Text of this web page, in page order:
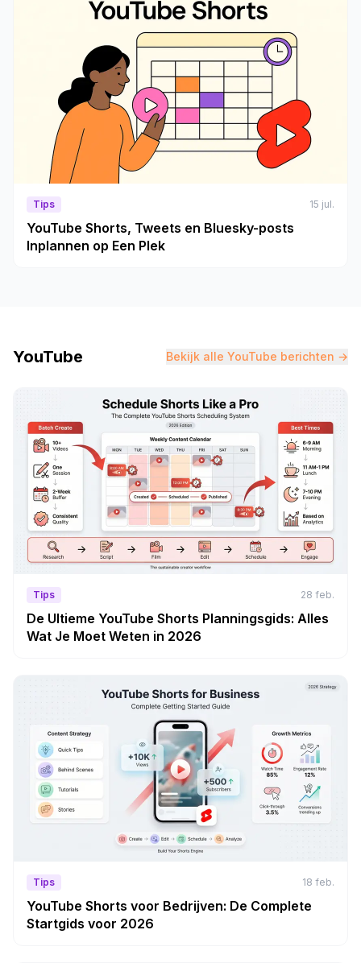
Tips 15 jul.
YouTube Shorts, Tweets en Bluesky-posts
Inplannen op Een Plek
YouTube Bekijk alle YouTube berichten →
Tips 28 feb.
De Ultieme YouTube Shorts Planningsgids: Alles
Wat Je Moet Weten in 2026
Tips 18 feb.
YouTube Shorts voor Bedrijven: De Complete
Startgids voor 2026